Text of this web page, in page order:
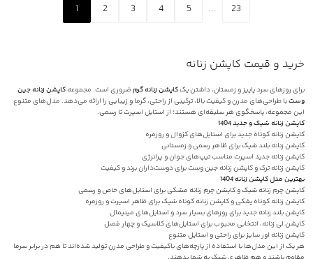
1 2 3 4 5 ... 23
خرید و قیمت کاپشن زنانه
برای روزهای سرد پاییز و زمستان، داشتن یککاپشن زنانه گرمضروری است. مجموعهکاپشن زنانهجین
وستبا طراحی‌های مدرن و کیفیت بالا، ترکیبی از راحتی، گرما و زیبایی را ارائه می‌دهد. مدل‌های متنوع
این مجموعه، پاسخگوی هر سلیقه‌ای هستند؛ از استایل اسپرت تا رسمی.
کاپشن زنانه شیک و جدید 1404
کاپشن زنانه کوتاه جدید برای استایل‌های کژوال و روزمره
کاپشن زنانه بلند شیک برای ظاهر رسمی و زمستانی
کاپشن زنانه جدید اسپرت مناسب تیپ‌های جوان و پرانرژی
کاپشن زنانه ترک و کاپشن زنانه جین وست برای دوست‌داران برند و کیفیت
بهترین مدل کاپشن زنانه 1404
کاپشن چرم زنانه شیک و کاپشن چرم زنانه مشکی برای استایل‌های خاص و رسمی
کاپشن زنانه کوتاه پفکی و کاپشن زنانه کوتاه شیک برای ظاهر اسپرت و روزمره
کاپشن بلند زنانه جدید برای روزهای بسیار سرد و استایل‌های مینیمال
کاپشن لی زنانه، انتخابی محبوب برای استایل‌های کلاسیک و چهار فصل
کاپشن زنانه اور سایز برای راحتی و استایل متنوع
هر یک از این مدل‌ها با استفاده از پارچه‌های باکیفیت و طراحی مدرن تولید شده‌اند تا هم در برابر سرما